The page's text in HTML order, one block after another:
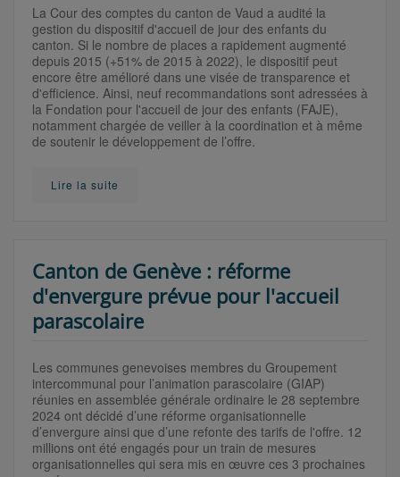
La Cour des comptes du canton de Vaud a audité la
gestion du dispositif d'accueil de jour des enfants du
canton. Si le nombre de places a rapidement augmenté
depuis 2015 (+51% de 2015 à 2022), le dispositif peut
encore être amélioré dans une visée de transparence et
d'efficience. Ainsi, neuf recommandations sont adressées à
la Fondation pour l'accueil de jour des enfants (FAJE),
notamment chargée de veiller à la coordination et à même
de soutenir le développement de l’offre.
Lire la suite
Canton de Genève : réforme
d'envergure prévue pour l'accueil
parascolaire
Les communes genevoises membres du Groupement
intercommunal pour l’animation parascolaire (GIAP)
réunies en assemblée générale ordinaire le 28 septembre
2024 ont décidé d’une réforme organisationnelle
d’envergure ainsi que d’une refonte des tarifs de l'offre. 12
millions ont été engagés pour un train de mesures
organisationnelles qui sera mis en œuvre ces 3 prochaines